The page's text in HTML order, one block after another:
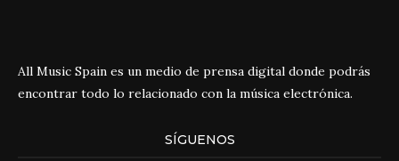
All Music Spain es un medio de prensa digital donde podrás
encontrar todo lo relacionado con la música electrónica.
SÍGUENOS